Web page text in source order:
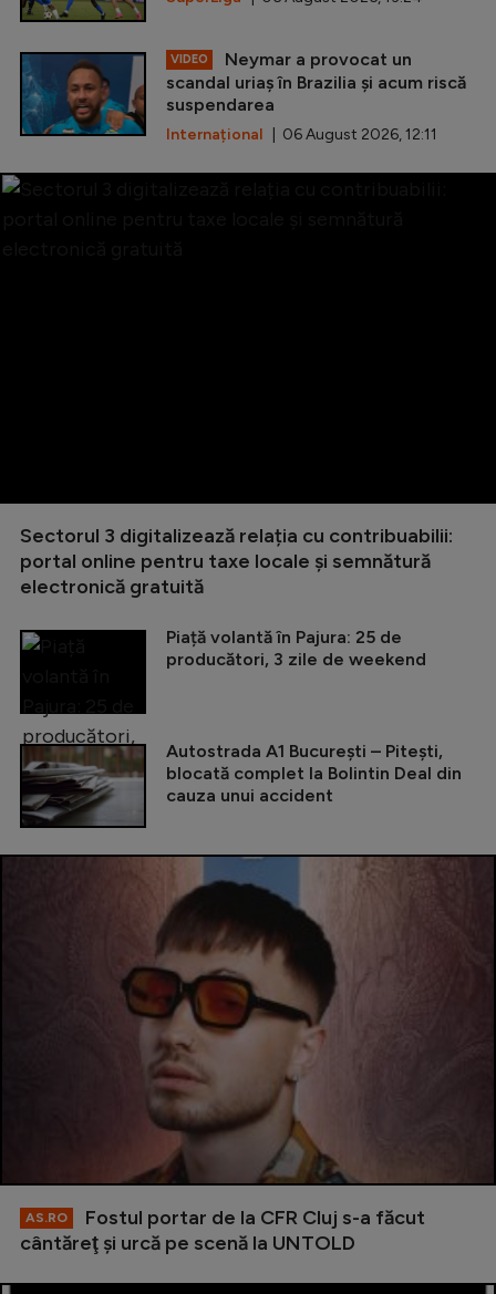
VIDEO
Neymar a provocat un
scandal uriaș în Brazilia și acum riscă
suspendarea
Internațional | 06 August 2026, 12:11
Sectorul 3 digitalizează relația cu contribuabilii:
portal online pentru taxe locale și semnătură
electronică gratuită
Piață volantă în Pajura: 25 de
producători, 3 zile de weekend
Autostrada A1 București – Pitești,
blocată complet la Bolintin Deal din
cauza unui accident
AS.RO
Fostul portar de la CFR Cluj s-a făcut
cântăreţ şi urcă pe scenă la UNTOLD